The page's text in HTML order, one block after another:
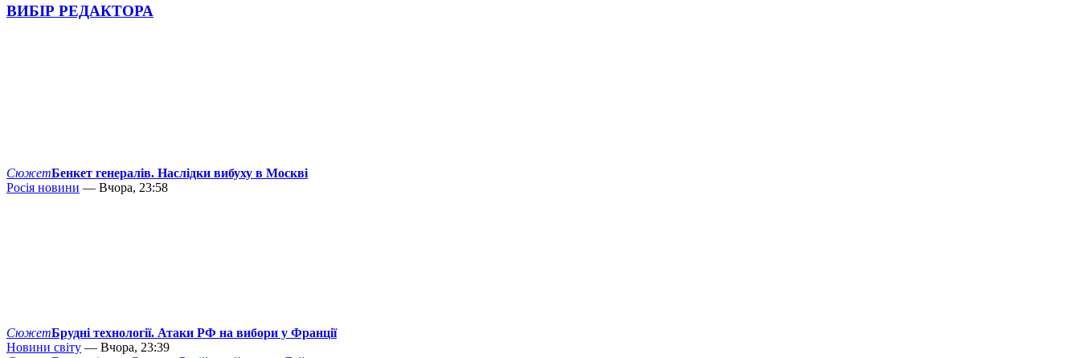
ВИБІР РЕДАКТОРА
СюжетБенкет генералів. Наслідки вибуху в Москві
Росія новини — Вчора, 23:58
СюжетБрудні технології. Атаки РФ на вибори у Франції
Новини світу — Вчора, 23:39